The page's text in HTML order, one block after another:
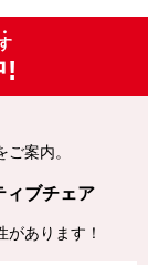
!
案内。
ィブチェア
あります！